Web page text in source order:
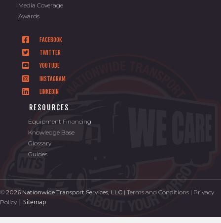
Media Coverage
Awards
FACEBOOK
TWITTER
YOUTUBE
INSTAGRAM
LINKEDIN
RESOURCES
Equipment Financing
Knowledge Base
Glossary
Guides
© 2026 Nationwide Transport Services, LLC | Terms and Conditions | Privacy
Policy | Sitemap